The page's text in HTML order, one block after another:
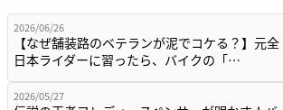
2026/06/26
【なぜ舗装路のベテランが泥でコケる？】元全
日本ライダーに習ったら、バイクの「…
2026/05/27